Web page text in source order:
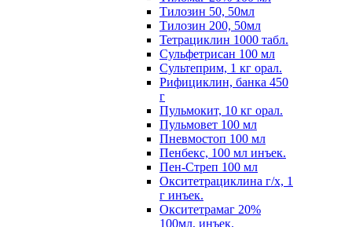
Тилозин 50, 50мл
Тилозин 200, 50мл
Тетрациклин 1000 табл.
Сульфетрисан 100 мл
Сультеприм, 1 кг орал.
Рифициклин, банка 450
г
Пульмокит, 10 кг орал.
Пульмовет 100 мл
Пневмостоп 100 мл
Пенбекс, 100 мл инъек.
Пен-Стреп 100 мл
Окситетрациклина г/х, 1
г инъек.
Окситетрамаг 20%
100мл, инъек.